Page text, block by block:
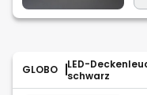
GLOBO
LED-
schwarz